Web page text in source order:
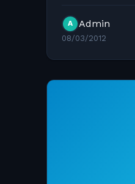
A Admin
08/03/2012